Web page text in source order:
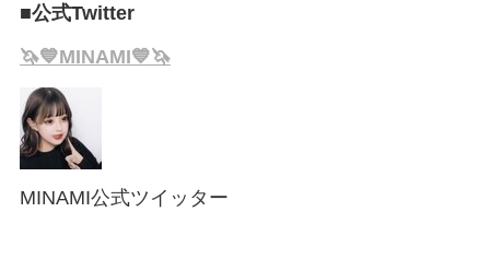
■公式Twitter
🦄💙MINAMI💙🦄
MINAMI公式ツイッター